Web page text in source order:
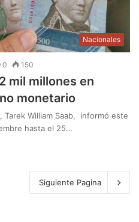
Nacionales
0 150
mil millones en
monetario
Tarek William Saab, informó este
hasta el 25…
Siguiente Pagina